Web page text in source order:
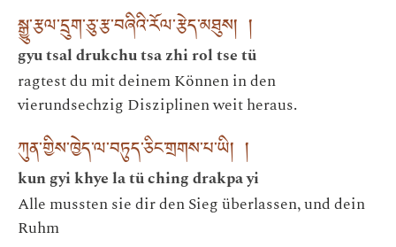
སྒྱུ་རྩལ་དྲུག་ཅུ་རྩ་བཞིའི་རོལ་རྩེད་མཐུས། །
gyu tsal drukchu tsa zhi rol tse tü
ragtest du mit deinem Können in den
vierundsechzig Disziplinen weit heraus.
ཀུན་གྱིས་ཁྱེད་ལ་བཏུད་ཅིང་གྲགས་པ་ཡི། །
kun gyi khye la tü ching drakpa yi
Alle mussten sie dir den Sieg überlassen, und dein
Ruhm